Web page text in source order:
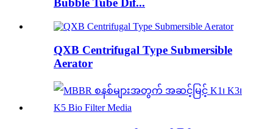
Bubble Tube Dif...
QXB Centrifugal Type Submersible
Aerator